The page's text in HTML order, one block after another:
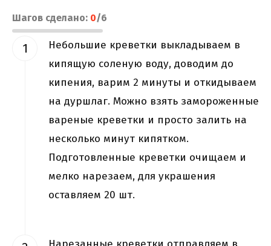
Шагов сделано: 0/6
Небольшие креветки выкладываем в
кипящую соленую воду, доводим до
кипения, варим 2 минуты и откидываем
на дуршлаг. Можно взять замороженные
вареные креветки и просто залить на
несколько минут кипятком.
Подготовленные креветки очищаем и
мелко нарезаем, для украшения
оставляем 20 шт.